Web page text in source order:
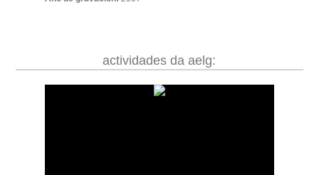
actividades da aelg: